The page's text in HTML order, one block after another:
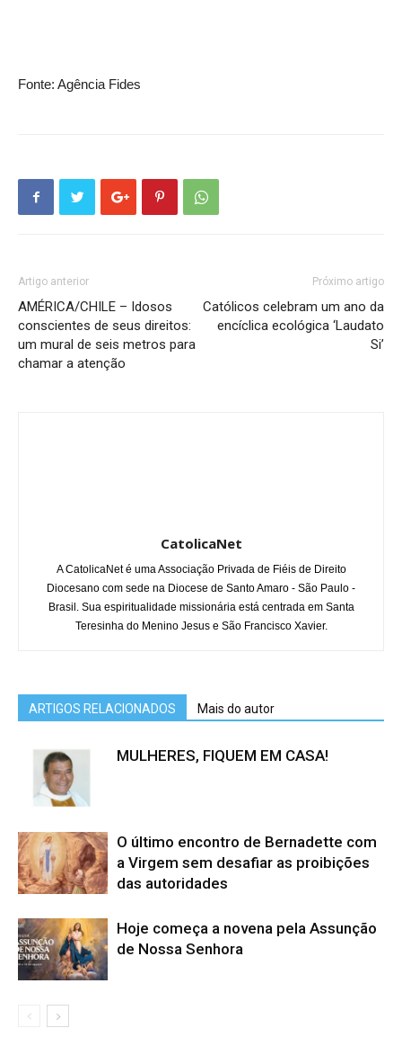
Fonte: Agência Fides
Artigo anterior
AMÉRICA/CHILE – Idosos
conscientes de seus direitos:
um mural de seis metros para
chamar a atenção
Próximo artigo
Católicos celebram um ano da
encíclica ecológica ‘Laudato
Si’
CatolicaNet
A CatolicaNet é uma Associação Privada de Fiéis de Direito
Diocesano com sede na Diocese de Santo Amaro - São Paulo -
Brasil. Sua espiritualidade missionária está centrada em Santa
Teresinha do Menino Jesus e São Francisco Xavier.
ARTIGOS RELACIONADOS Mais do autor
MULHERES, FIQUEM EM CASA!
O último encontro de Bernadette com
a Virgem sem desafiar as proibições
das autoridades
Hoje começa a novena pela Assunção
de Nossa Senhora